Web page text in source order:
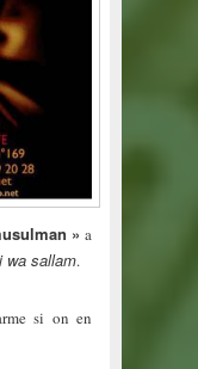
»a
wa sallam.
si on en